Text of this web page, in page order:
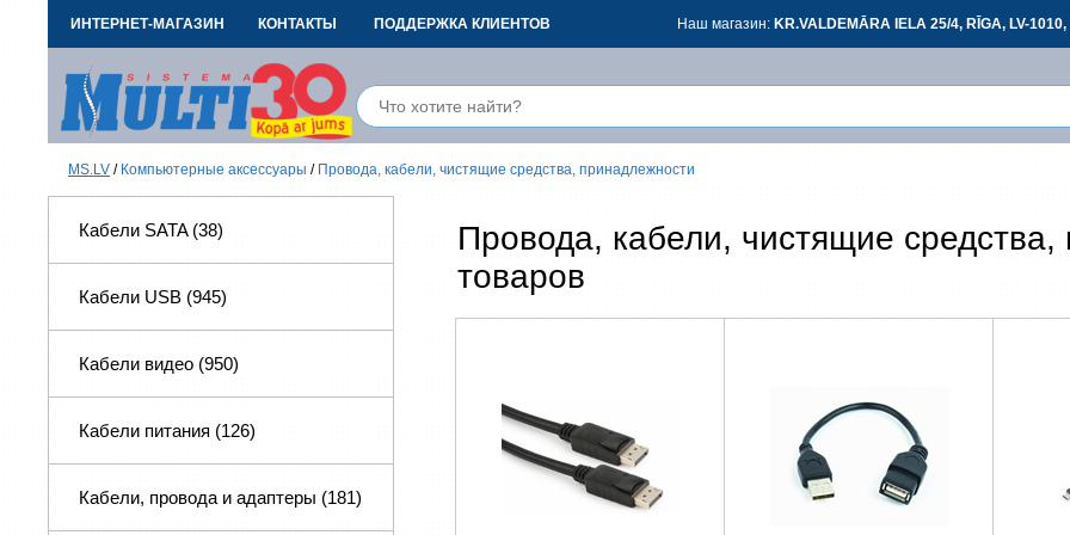
ИНТЕРНЕТ-МАГАЗИН КОНТАКТЫ ПОДДЕРЖКА КЛИЕНТОВ Наш магазин: KR.VALDEMĀRA IELA 25/4, RĪGA, LV-
MS.LV / Компьютерные аксессуары / Провода, кабели, чистящие средства, принадлежности
Кабели SATA (38)
Кабели USB (945)
Кабели видео (950)
Кабели питания (126)
Кабели, провода и адаптеры (181)
Провода, кабели, чистящие
товаров